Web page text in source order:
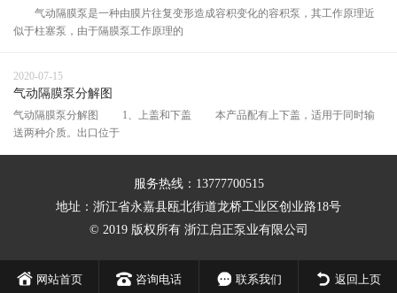
气动隔膜泵是一种由膜片往复变形造成容积变化的容积泵，其工作原理近
似于柱塞泵，由于隔膜泵工作原理的
2020-07-15
气动隔膜泵分解图
气动隔膜泵分解图 1、上盖和下盖 本产品配有上下盖，适用于同时输
送两种介质。出口位于
服务热线：13777700515
地址：浙江省永嘉县瓯北街道龙桥工业区创业路18号
© 2019 版权所有 浙江启正泵业有限公司
网站首页 咨询电话 联系我们 返回上页